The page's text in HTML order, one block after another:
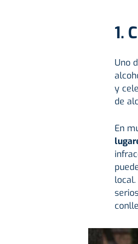
1.
Uno
y
de
En